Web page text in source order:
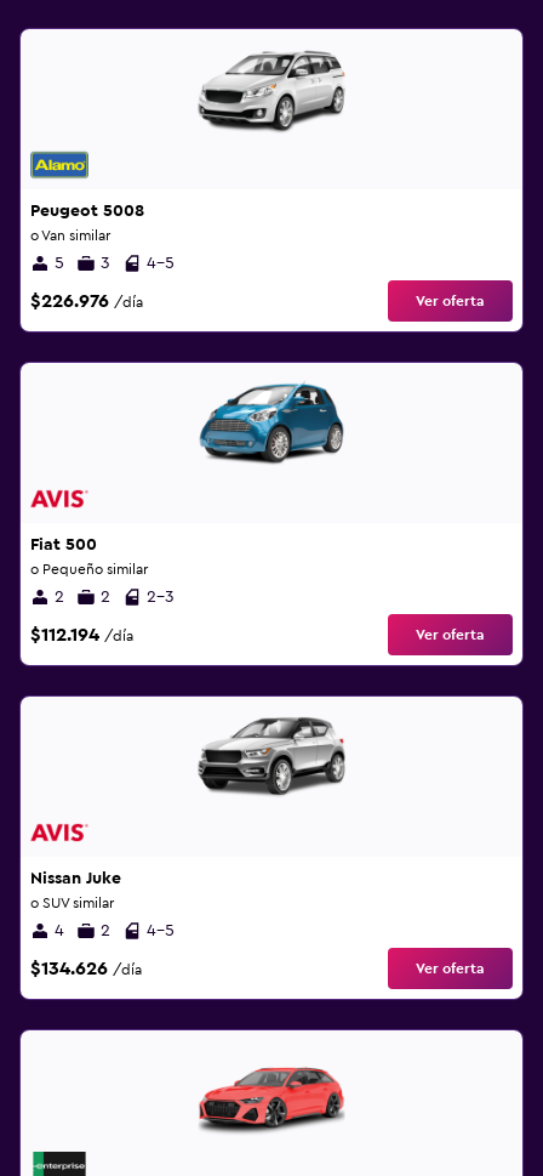
Peugeot 5008
o Van similar
5 3 4-5
$226.976 /día Ver oferta
Fiat 500
o Pequeño similar
2 2 2-3
$112.194 /día Ver oferta
Nissan Juke
o SUV similar
4 2 4-5
$134.626 /día Ver oferta